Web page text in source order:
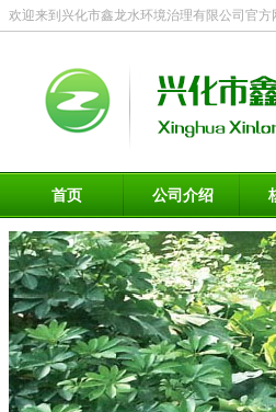
欢迎来到兴化市鑫龙水环境治理有限公司官方
首页 公司介绍